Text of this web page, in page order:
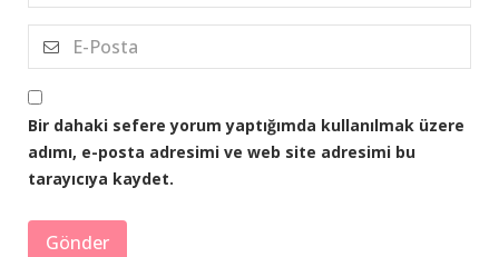
Bir dahaki sefere yorum yaptığımda kullanılmak üzere
adımı, e-posta adresimi ve web site adresimi bu
tarayıcıya kaydet.